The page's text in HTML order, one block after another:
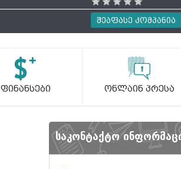
Შეაფასე Კომპანია
Ფინანსები Ონლაინ Პრესა
საკონტაქტო